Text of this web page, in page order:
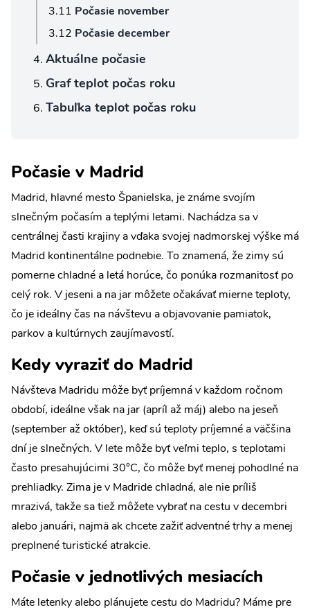
Počasie november
Počasie december
Aktuálne počasie
Graf teplot počas roku
Tabuľka teplot počas roku
Počasie v Madrid
Madrid, hlavné mesto Španielska, je známe svojím
slnečným počasím a teplými letami. Nachádza sa v
centrálnej časti krajiny a vďaka svojej nadmorskej výške má
Madrid kontinentálne podnebie. To znamená, že zimy sú
pomerne chladné a letá horúce, čo ponúka rozmanitosť po
celý rok. V jeseni a na jar môžete očakávať mierne teploty,
čo je ideálny čas na návštevu a objavovanie pamiatok,
parkov a kultúrnych zaujímavostí.
Kedy vyraziť do Madrid
Návšteva Madridu môže byť príjemná v každom ročnom
období, ideálne však na jar (apríl až máj) alebo na jeseň
(september až október), keď sú teploty príjemné a väčšina
dní je slnečných. V lete môže byť veľmi teplo, s teplotami
často presahujúcimi 30°C, čo môže byť menej pohodlné na
prehliadky. Zima je v Madride chladná, ale nie príliš
mrazivá, takže sa tiež môžete vybrať na cestu v decembri
alebo januári, najmä ak chcete zažiť adventné trhy a menej
preplnené turistické atrakcie.
Počasie v jednotlivých mesiacích
Máte letenky alebo plánujete cestu do Madridu? Máme pre